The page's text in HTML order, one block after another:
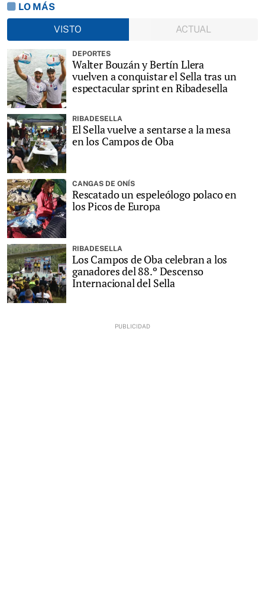
LO MÁS
VISTO
ACTUAL
DEPORTES
Walter Bouzán y Bertín Llera
vuelven a conquistar el Sella tras un
espectacular sprint en Ribadesella
RIBADESELLA
El Sella vuelve a sentarse a la mesa
en los Campos de Oba
CANGAS DE ONÍS
Rescatado un espeleólogo polaco en
los Picos de Europa
RIBADESELLA
Los Campos de Oba celebran a los
ganadores del 88.º Descenso
Internacional del Sella